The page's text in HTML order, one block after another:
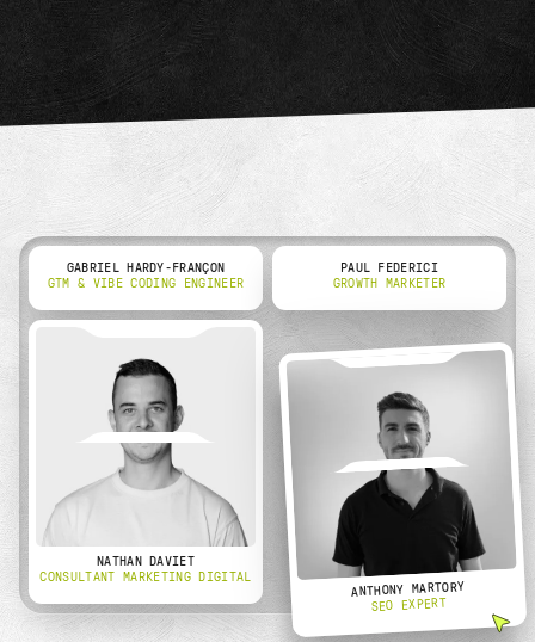
GABRIEL HARDY-FRANÇON
GTM & VIBE CODING ENGINEER
PAUL FEDERICI
GROWTH MARKETER
NATHAN DAVIET
CONSULTANT MARKETING DIGITAL
ANTHONY MARTORY
SEO EXPERT